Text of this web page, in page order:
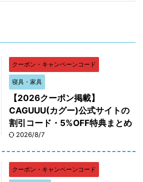
クーポン・キャンペーンコード
寝具・家具
【2026クーポン掲載】
CAGUUU(カグー)公式サイトの
割引コード・5%OFF特典まとめ
2026/8/7
クーポン・キャンペーンコード